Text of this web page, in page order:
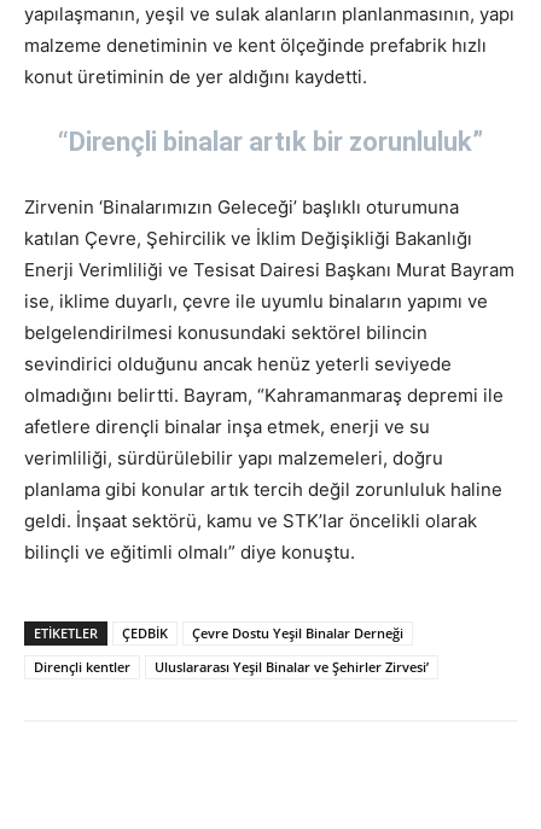
yapılaşmanın, yeşil ve sulak alanların planlanmasının, yapı
malzeme denetiminin ve kent ölçeğinde prefabrik hızlı
konut üretiminin de yer aldığını kaydetti.
“Dirençli binalar artık bir zorunluluk”
Zirvenin ‘Binalarımızın Geleceği’ başlıklı oturumuna
katılan Çevre, Şehircilik ve İklim Değişikliği Bakanlığı
Enerji Verimliliği ve Tesisat Dairesi Başkanı Murat Bayram
ise, iklime duyarlı, çevre ile uyumlu binaların yapımı ve
belgelendirilmesi konusundaki sektörel bilincin
sevindirici olduğunu ancak henüz yeterli seviyede
olmadığını belirtti. Bayram, “Kahramanmaraş depremi ile
afetlere dirençli binalar inşa etmek, enerji ve su
verimliliği, sürdürülebilir yapı malzemeleri, doğru
planlama gibi konular artık tercih değil zorunluluk haline
geldi. İnşaat sektörü, kamu ve STK’lar öncelikli olarak
bilinçli ve eğitimli olmalı” diye konuştu.
ETİKETLER ÇEDBİK
Çevre Dostu Yeşil Binalar Derneği
Dirençli kentler
Uluslararası Yeşil Binalar ve Şehirler Zirvesi’